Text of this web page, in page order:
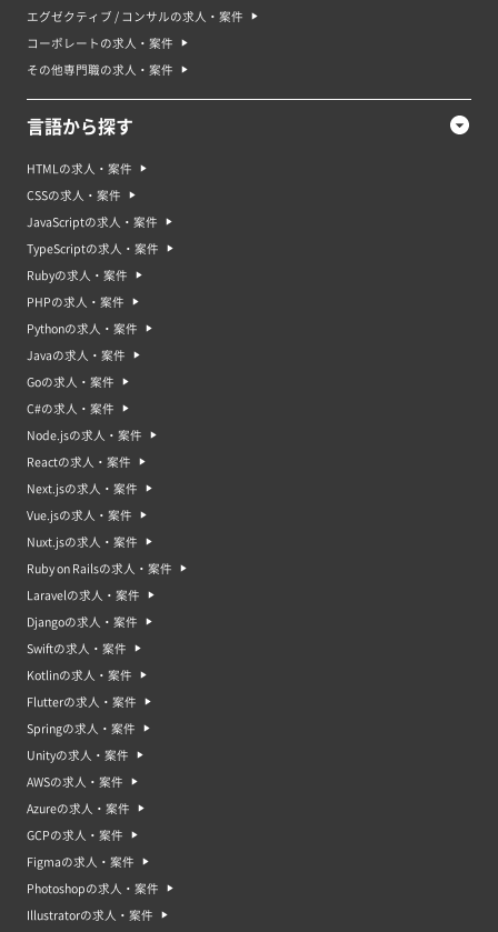
エグゼクティブ / コンサルの求人・案件
コーポレートの求人・案件
その他専門職の求人・案件
言語から探す
HTMLの求人・案件
CSSの求人・案件
JavaScriptの求人・案件
TypeScriptの求人・案件
Rubyの求人・案件
PHPの求人・案件
Pythonの求人・案件
Javaの求人・案件
Goの求人・案件
C#の求人・案件
Node.jsの求人・案件
Reactの求人・案件
Next.jsの求人・案件
Vue.jsの求人・案件
Nuxt.jsの求人・案件
Ruby on Railsの求人・案件
Laravelの求人・案件
Djangoの求人・案件
Swiftの求人・案件
Kotlinの求人・案件
Flutterの求人・案件
Springの求人・案件
Unityの求人・案件
AWSの求人・案件
Azureの求人・案件
GCPの求人・案件
Figmaの求人・案件
Photoshopの求人・案件
Illustratorの求人・案件